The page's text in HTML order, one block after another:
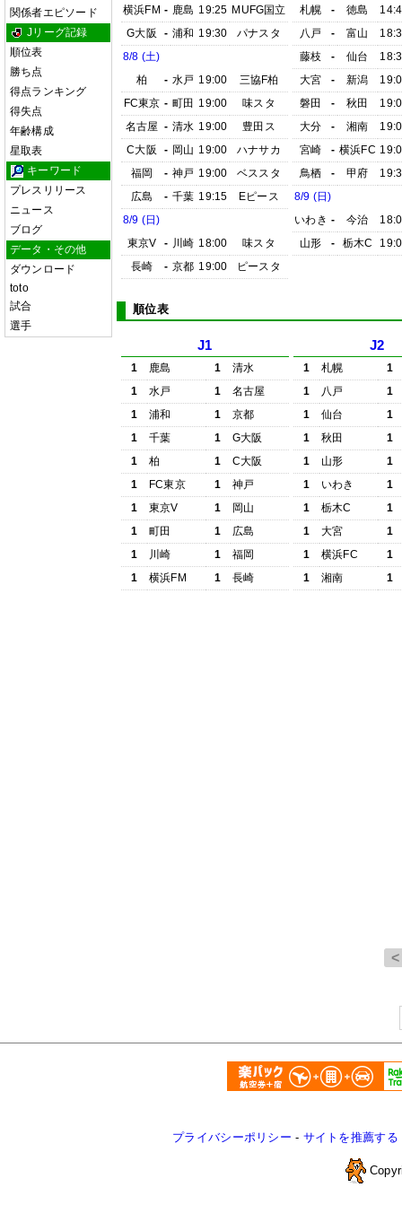
関係者エピソード
Jリーグ記録
順位表
勝ち点
得点ランキング
得失点
年齢構成
星取表
キーワード
プレスリリース
ニュース
ブログ
データ・その他
ダウンロード
toto
試合
選手
横浜FM - 鹿島 19:25 MUFG国立
G大阪
- 浦和 19:30
パナスタ
8/8 (土)
柏
- 水戸 19:00
三協F柏
FC東京 - 町田 19:00
味スタ
名古屋 - 清水 19:00
豊田ス
C大阪
- 岡山 19:00
ハナサカ
福岡
- 神戸 19:00
ベススタ
広島
- 千葉 19:15
Eピース
8/9 (日)
東京V
- 川崎 18:00
味スタ
長崎
- 京都 19:00 ピースタ
札幌
- 徳島
八戸
- 富山
藤枝
- 仙台
大宮
- 新潟
磐田
- 秋田
大分
- 湘南
宮崎
- 横浜FC
鳥栖
- 甲府
8/9 (日)
いわき - 今治
山形
- 栃木C
順位表
J1
1 鹿島 1
清水
1
水戸 1
名古屋
1
浦和 1
京都
1
千葉 1
G大阪
1
柏 1
C大阪
1
FC東京 1
神戸
1
東京V 1
岡山
1
町田 1
広島
1
川崎 1
福岡
1
横浜FM 1 長崎
J2
1 札幌
1
1
八戸
1
1
仙台
1
1
秋田
1
1
山形
1
1
いわき
1
1
栃木C
1
1
大宮
1
1
横浜FC
1
1
湘南 1
プライバシーポリシー - サイトを推薦する